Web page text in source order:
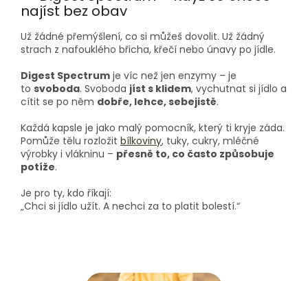
najíst bez obav
Už žádné přemýšlení, co si můžeš dovolit. Už žádný
strach z nafouklého břicha, křečí nebo únavy po jídle.
Digest Spectrum je víc než jen enzymy – je
to svoboda. Svoboda jíst s klidem, vychutnat si jídlo a
cítit se po něm dobře, lehce, sebejistě.
Každá kapsle je jako malý pomocník, který ti kryje záda.
Pomůže tělu rozložit bílkoviny, tuky, cukry, mléčné
výrobky i vlákninu – přesně to, co často způsobuje
potíže.
Je pro ty, kdo říkají:
„Chci si jídlo užít. A nechci za to platit bolestí.“